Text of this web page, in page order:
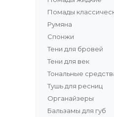
Помады
Румяна
Спонжи
Тени для бровей
Тени для век
Тональные
Тушь для ресниц
Органайзеры
Бальзамы для губ